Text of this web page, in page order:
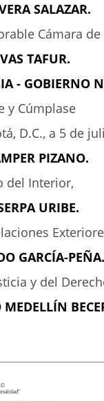
SALAZAR.
Cámara
TAFUR.
- GOBIERNO
y Cúmplase
D.C., a 5 de
PIZANO.
del Interior,
URIBE.
GARCÍA-PEÑA.
y del